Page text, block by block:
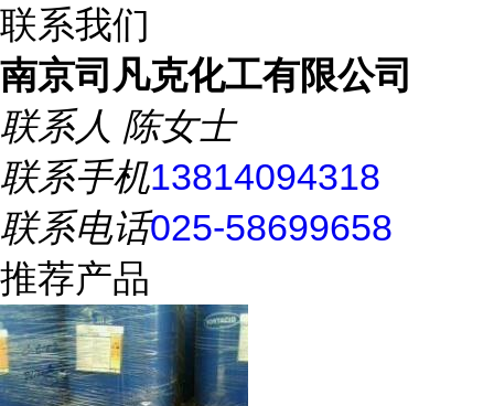
联系我们
南京司凡克化工有限公司
联系人 陈女士
联系手机13814094318
联系电话025-58699658
推荐产品